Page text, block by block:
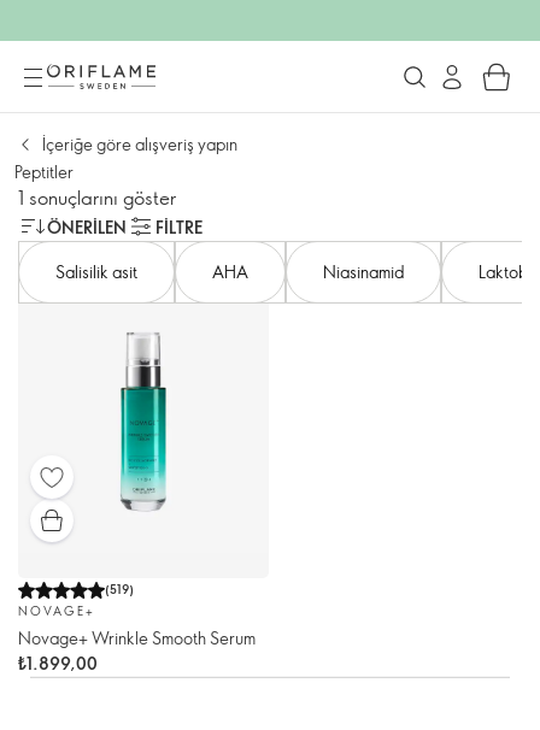
İçeriğe göre alışveriş yapın
Peptitler
1 sonuçlarını göster
ÖNERILEN
FILTRE
Salisilik asit
AHA Niasinamid
(519)
NOVAGE+
Novage+ Wrinkle Smooth Serum
₺1.899,00